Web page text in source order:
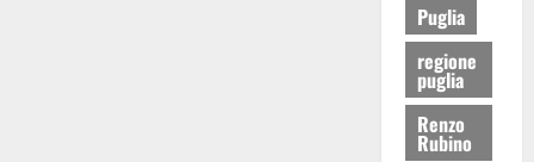
Puglia
regione
puglia
Renzo
Rubino